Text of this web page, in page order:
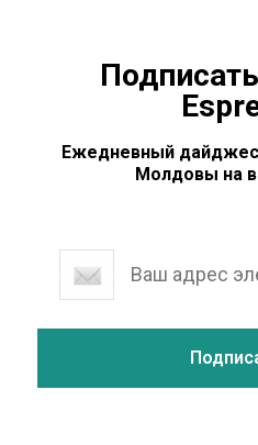
Ежедневный
Молдовы на